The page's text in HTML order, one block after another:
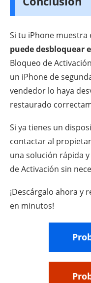
Si tu iPhone muestra
puede desbloquear
Bloqueo de
un iPhone de
vendedor lo haya
restaurado
Si ya tienes un
contactar al
una solución rápida
de Activación sin
¡Descárgalo ahora y
en minutos!